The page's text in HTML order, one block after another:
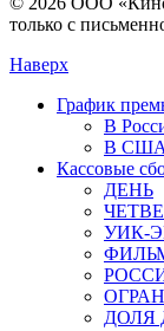
только с
Наверх
График
В
В США
Кассовые
ДЕНЬ
УИК-
ДОЛЯ